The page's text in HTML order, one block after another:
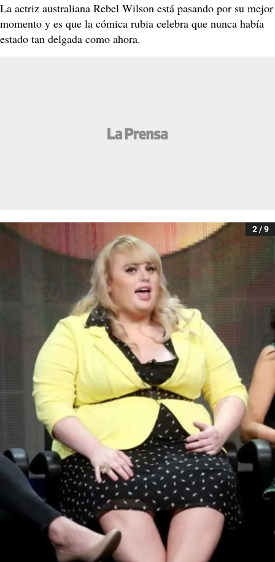
La actriz australiana Rebel Wilson está pasando por su mejor
momento y es que la cómica rubia celebra que nunca había
estado tan delgada como ahora.
2 / 9